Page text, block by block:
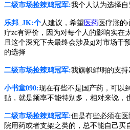
二级市场捡辣鸡冠军:我个人认为选择自
乐邦 _JK:个 人建议，希望 医药医疗涨的
疗zc有评价，因为对每个人的影响实在
且这个深究下去最终会涉及gj对市场干
的选择
二级市场捡辣鸡冠军:我旗帜鲜明的支持
小书童090:现在有些不是国产药，可以
贴，就是频率不能特别多，相对来说，
二级市场捡辣鸡冠军:但是有些必须在
院用药或者支架之类的，总不能自己买